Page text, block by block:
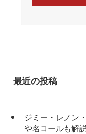
最近の投稿
ジミー・レノン
や名コールも解